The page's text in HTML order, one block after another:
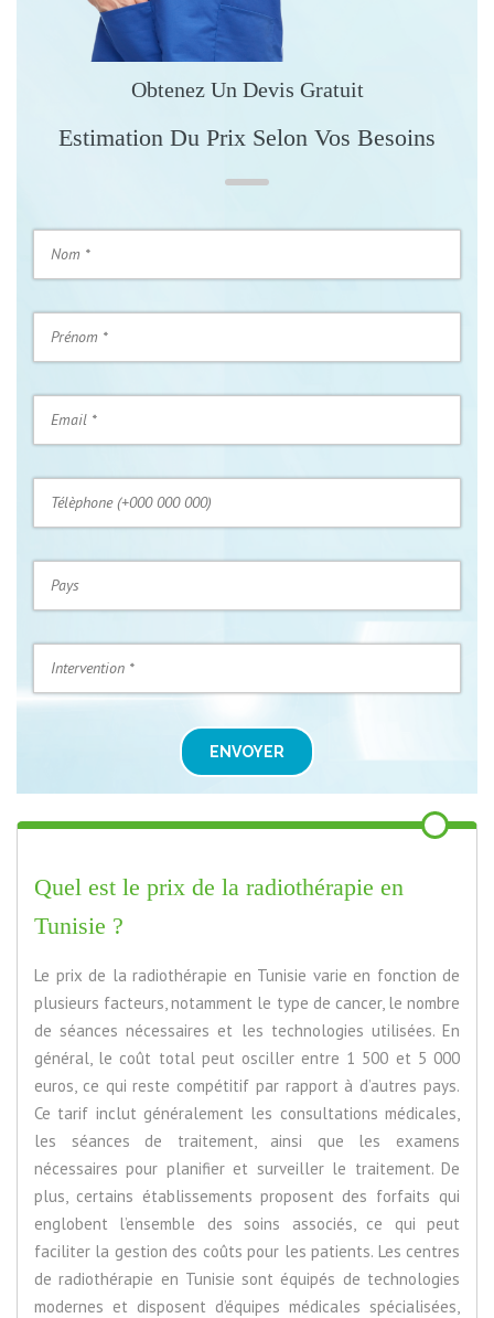
Obtenez Un Devis Gratuit
Estimation Du Prix Selon Vos Besoins
ENVOYER
Quel est le prix de la radiothérapie en
Tunisie ?
Le prix de la radiothérapie en Tunisie varie en fonction de
plusieurs facteurs, notamment le type de cancer, le nombre
de séances nécessaires et les technologies utilisées. En
général, le coût total peut osciller entre 1 500 et 5 000
euros, ce qui reste compétitif par rapport à d’autres pays.
Ce tarif inclut généralement les consultations médicales,
les séances de traitement, ainsi que les examens
nécessaires pour planifier et surveiller le traitement. De
plus, certains établissements proposent des forfaits qui
englobent l’ensemble des soins associés, ce qui peut
faciliter la gestion des coûts pour les patients. Les centres
de radiothérapie en Tunisie sont équipés de technologies
modernes et disposent d’équipes médicales spécialisées,